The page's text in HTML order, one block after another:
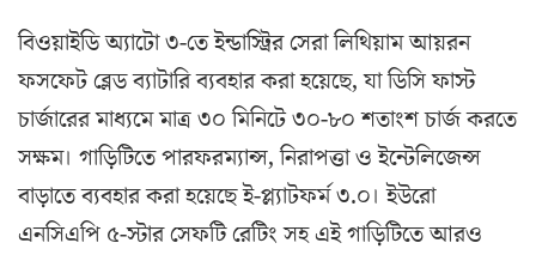
বিওয়াইডি অ্যাটো ৩-তে ইন্ডাস্ট্রির সেরা লিথিয়াম আয়রন
ফসফেট ব্লেড ব্যাটারি ব্যবহার করা হয়েছে, যা ডিসি ফাস্ট
চার্জারের মাধ্যমে মাত্র ৩০ মিনিটে ৩০-৮০ শতাংশ চার্জ করতে
সক্ষম। গাড়িটিতে পারফরম্যান্স, নিরাপত্তা ও ইন্টেলিজেন্স
বাড়াতে ব্যবহার করা হয়েছে ই-প্ল্যাটফর্ম ৩.০। ইউরো
এনসিএপি ৫-স্টার সেফটি রেটিং সহ এই গাড়িটিতে আরও